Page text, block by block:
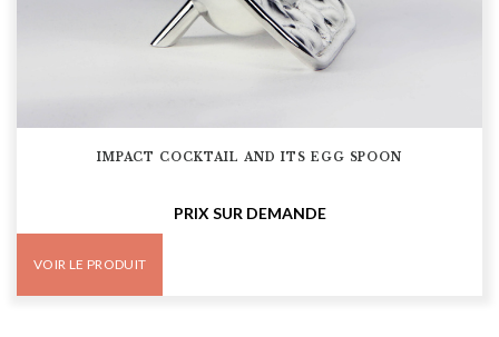
IMPACT COCKTAIL AND ITS EGG SPOON
PRIX SUR DEMANDE
VOIR LE PRODUIT